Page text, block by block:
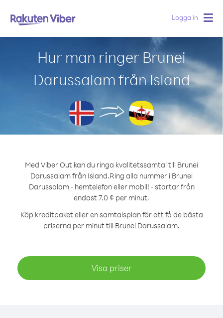
Logga in
Hur man ringer Brunei
Darussalam från Island
Med Viber Out kan du ringa kvalitetssamtal till Brunei
Darussalam från Island.Ring alla nummer i Brunei
Darussalam - hemtelefon eller mobil! - startar från
endast 7.0 ¢ per minut.
Köp kreditpaket eller en samtalsplan för att få de bästa
priserna per minut till Brunei Darussalam.
Visa priser